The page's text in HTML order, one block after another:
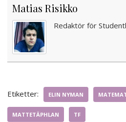
Matias Risikko
Redaktör för
Etiketter: ELIN NYMAN
MATTETÄPHLAN TF